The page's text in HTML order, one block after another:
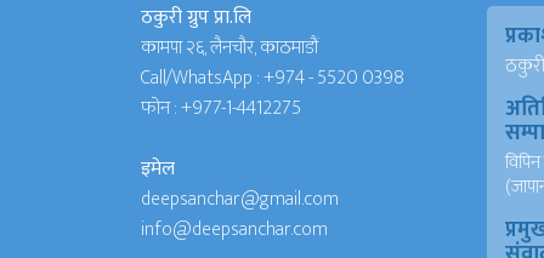
ठकुरी ग्रुप प्रा.लि
कामपा २६, लैनचौर, काठमाडौं
Call/WhatsApp :+974 - 5520 0398
फोन :+977-1-4412275
इमेल
deepsanchar@gmail.com
info@deepsanchar.com
ठकुरी